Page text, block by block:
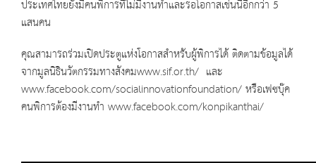
ประเทศไทยยังมีคนพิการที่ไม่มีงานทำและรอโอกาสเช่นนี้อีกกว่า 5
แสนคน
คุณสามารถร่วมเปิดประตูแห่งโอกาสสำหรับผู้พิการได้ ติดตามข้อมูลได้
จากมูลนิธินวัตกรรมทางสังคมwww.sif.or.th/ และ
www.facebook.com/socialinnovationfoundation/หรือเฟซบุ๊ค
คนพิการต้องมีงานทำ www.facebook.com/konpikanthai/